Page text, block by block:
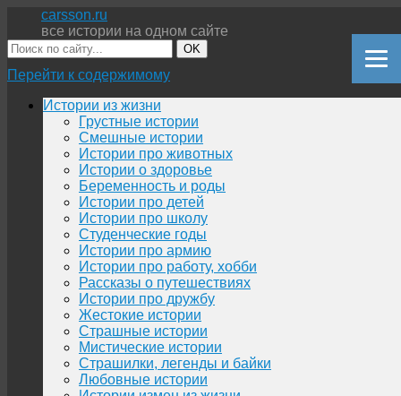
carsson.ru
все истории на одном сайте
OK
Перейти к содержимому
Истории из жизни
Грустные истории
Смешные истории
Истории про животных
Истории о здоровье
Беременность и роды
Истории про детей
Истории про школу
Студенческие годы
Истории про армию
Истории про работу, хобби
Рассказы о путешествиях
Истории про дружбу
Жестокие истории
Страшные истории
Мистические истории
Страшилки, легенды и байки
Любовные истории